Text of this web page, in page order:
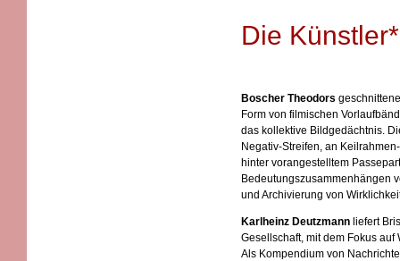
Die
Boscher Theodors
Form von filmischen
das kollektive Bildgedächtnis.
Negativ-Streifen, an
hinter vorangestelltem
Bedeutungszusammenhängen
und Archivierung von
Karlheinz Deutzmann liefert
Gesellschaft, mit dem Fokus auf
Als Kompendium von